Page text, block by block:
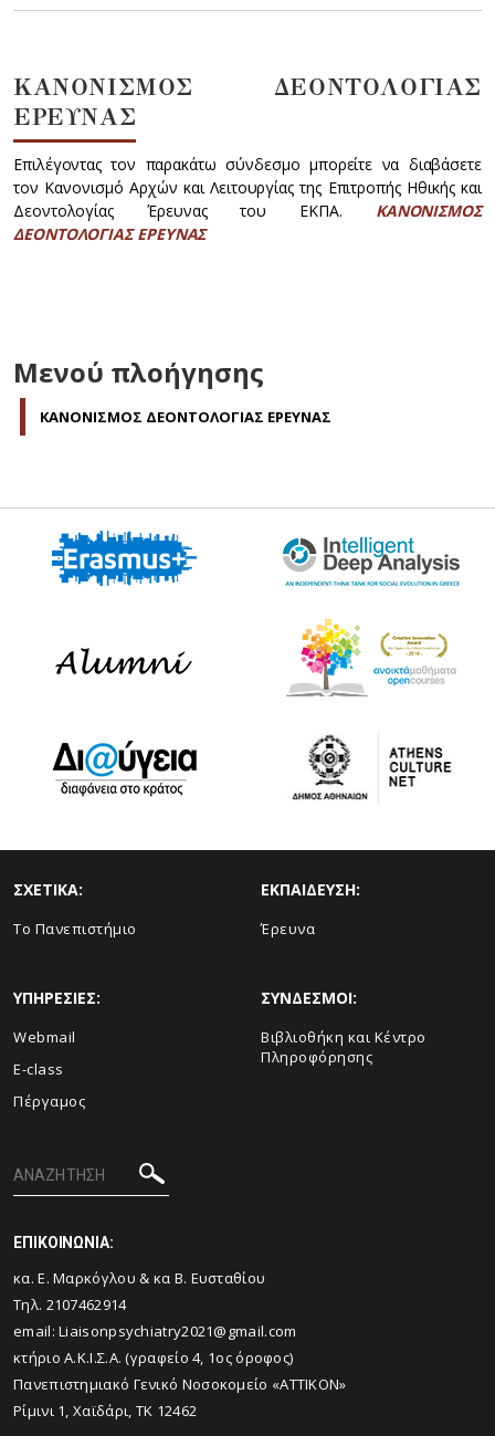
ΚΑΝΟΝΙΣΜΟΣ ΔΕΟΝΤΟΛΟΓΙΑΣ
ΕΡΕΥΝΑΣ
Επιλέγοντας τον παρακάτω σύνδεσμο μπορείτε να διαβάσετε
τον Κανονισμό Αρχών και Λειτουργίας της Επιτροπής Ηθικής και
Δεοντολογίας Έρευνας του ΕΚΠΑ. ΚΑΝΟΝΙΣΜΟΣ
ΔΕΟΝΤΟΛΟΓΙΑΣ ΕΡΕΥΝΑΣ
Μενού πλοήγησης
ΚΑΝΟΝΙΣΜΟΣ ΔΕΟΝΤΟΛΟΓΙΑΣ ΕΡΕΥΝΑΣ
ΣΧΕΤΙΚΑ:
Το Πανεπιστήμιο
ΕΚΠΑΙΔΕΥΣΗ:
Έρευνα
ΥΠΗΡΕΣΙΕΣ:
Webmail
E-class
Πέργαμος
ΣΥΝΔΕΣΜΟΙ:
Βιβλιοθήκη και Κέντρο
Πληροφόρησης
ΕΠΙΚΟΙΝΩΝΙΑ:
κα. Ε. Μαρκόγλου & κα Β. Ευσταθίου
Τηλ. 2107462914
email: Liaisonpsychiatry2021@gmail.com
κτήριο Α.Κ.Ι.Σ.Α. (γραφείο 4, 1ος όροφος)
Πανεπιστημιακό Γενικό Νοσοκομείο «ΑΤΤΙΚΟΝ»
Ρίμινι 1, Χαϊδάρι, ΤΚ 12462